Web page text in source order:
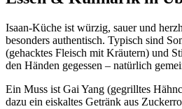
Isaan-Küche ist würzig, sauer und
besonders authentisch. Typisch sind
(gehacktes Fleisch mit Kräutern) und
den Händen gegessen – natürlich
Ein Muss ist Gai Yang (gegrilltes
dazu ein eiskaltes Getränk aus